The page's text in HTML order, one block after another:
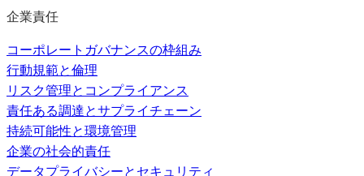
企業責任
コーポレートガバナンスの枠組み
行動規範と倫理
リスク管理とコンプライアンス
責任ある調達とサプライチェーン
持続可能性と環境管理
企業の社会的責任
データプライバシーとセキュリティ